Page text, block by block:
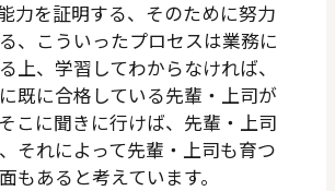
力を証明する、そのために努力
る、こういったプロセスは業務に
上、学習してわからなければ、
既に合格している先輩・上司が
こに聞きに行けば、先輩・上司
それによって先輩・上司も育つ
もあると考えています。